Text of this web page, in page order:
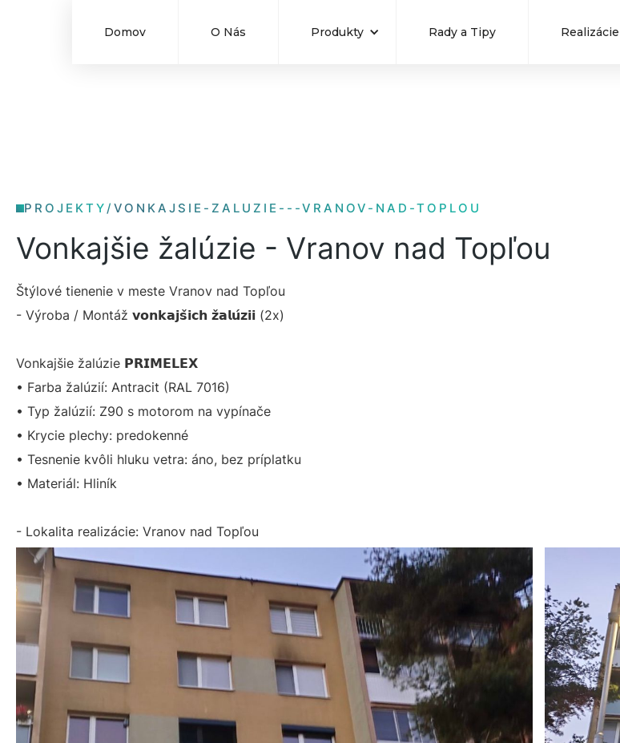
Domov O Nás Produkty Rady a Tipy Realizácie
PROJEKTY/ VONKAJSIE-ZALUZIE---VRANOV-NAD-TOPLOU
Vonkajšie žalúzie - Vranov nad Topľou
Štýlové tienenie v meste Vranov nad Topľou
- Výroba / Montáž 𝘃𝗼𝗻𝗸𝗮𝗷𝘀̌𝗶𝗰𝗵 𝘇̌𝗮𝗹𝘂́𝘇𝗶𝗶 (2x)
Vonkajšie žalúzie 𝗣𝗥𝗜𝗠𝗘𝗟𝗘𝗫
• Farba žalúzií: Antracit (RAL 7016)
• Typ žalúzií: Z90 s motorom na vypínače
• Krycie plechy: predokenné
• Tesnenie kvôli hluku vetra: áno, bez príplatku
• Materiál: Hliník
- Lokalita realizácie: Vranov nad Topľou